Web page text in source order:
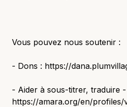
Vous pouvez nous soutenir :
- Dons : https://
- Aider à sous-titrer, traduire -
https://amara.org/en/profiles/